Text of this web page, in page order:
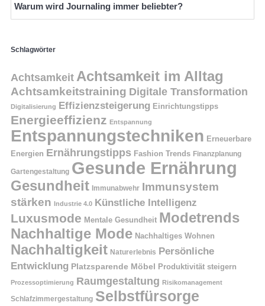
Warum wird Journaling immer beliebter?
Schlagwörter
Achtsamkeit Achtsamkeit im Alltag
Achtsamkeitstraining Digitale Transformation
Digitalisierung Effizienzsteigerung Einrichtungstipps
Energieeffizienz Entspannung
Entspannungstechniken Erneuerbare
Energien Ernährungstipps Fashion Trends Finanzplanung
Gartengestaltung Gesunde Ernährung
Gesundheit Immunabwehr Immunsystem
stärken Industrie 4.0 Künstliche Intelligenz
Luxusmode Mentale Gesundheit Modetrends
Nachhaltige Mode Nachhaltiges Wohnen
Nachhaltigkeit Naturerlebnis Persönliche
Entwicklung Platzsparende Möbel Produktivität steigern
Prozessoptimierung Raumgestaltung Risikomanagement
Schlafzimmergestaltung Selbstfürsorge